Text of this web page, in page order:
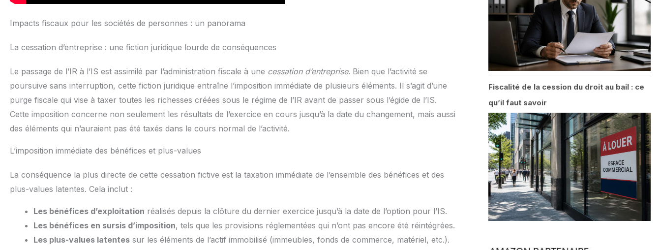
Impacts fiscaux pour les sociétés de personnes : un panorama
La cessation d’entreprise : une fiction juridique lourde de conséquences
Le passage de l’IR à l’IS est assimilé par l’administration fiscale à une cessation d’entreprise. Bien que l’activité se
poursuive sans interruption, cette fiction juridique entraîne l’imposition immédiate de plusieurs éléments. Il s’agit d’une
purge fiscale qui vise à taxer toutes les richesses créées sous le régime de l’IR avant de passer sous l’égide de l’IS.
Cette imposition concerne non seulement les résultats de l’exercice en cours jusqu’à la date du changement, mais aussi
des éléments qui n’auraient pas été taxés dans le cours normal de l’activité.
L’imposition immédiate des bénéfices et plus-values
La conséquence la plus directe de cette cessation fictive est la taxation immédiate de l’ensemble des bénéfices et des
plus-values latentes. Cela inclut :
Les bénéfices d’exploitation réalisés depuis la clôture du dernier exercice jusqu’à la date de l’option pour l’IS.
Les bénéfices en sursis d’imposition, tels que les provisions réglementées qui n’ont pas encore été réintégrées.
Les plus-values latentes sur les éléments de l’actif immobilisé (immeubles, fonds de commerce, matériel, etc.).
Fiscalité de la cession du droit au bail : ce
qu’il faut savoir